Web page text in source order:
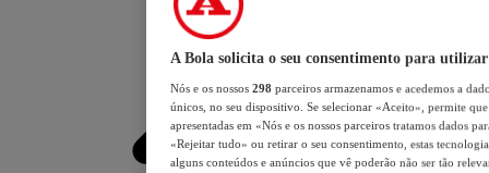
A Bola solicita o seu consentimento para utilizar
Nós e os nossos 298 parceiros armazenamos e acedemos a
únicos, no seu dispositivo. Se selecionar «Aceito», permite
apresentadas em «Nós e os nossos parceiros tratamos dados
«Rejeitar tudo» ou retirar o seu consentimento, estas
alguns conteúdos e anúncios que vê poderão não ser tão